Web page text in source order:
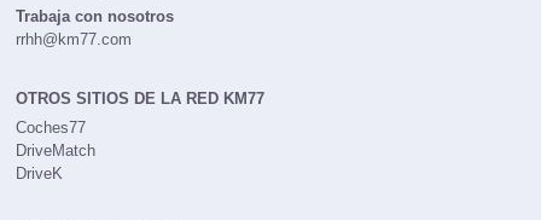
Trabaja con nosotros
rrhh@km77.com
OTROS SITIOS DE LA RED KM77
Coches77
DriveMatch
DriveK